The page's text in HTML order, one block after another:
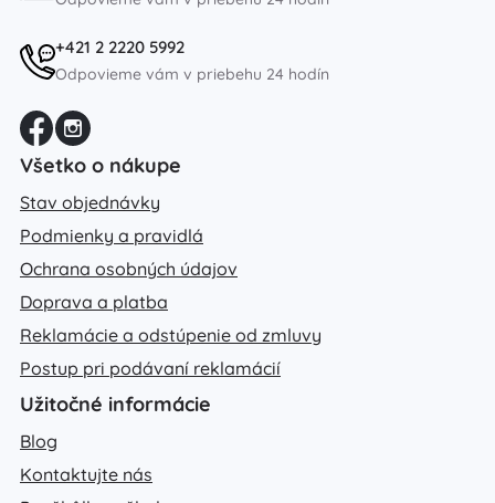
+421 2 2220 5992
Odpovieme vám v priebehu 24 hodín
Všetko o nákupe
Stav objednávky
Podmienky a pravidlá
Ochrana osobných údajov
Doprava a platba
Reklamácie a odstúpenie od zmluvy
Postup pri podávaní reklamácií
Užitočné informácie
Blog
Kontaktujte nás